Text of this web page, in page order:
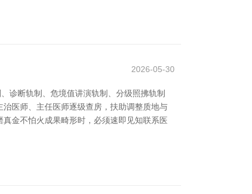
2026-05-30
诊断轨制、危境值讲演轨制、分级照拂轨制
医师、主任医师逐级查房，扶助调整质地与
金不怕火成果畸形时，必须速即见知联系医